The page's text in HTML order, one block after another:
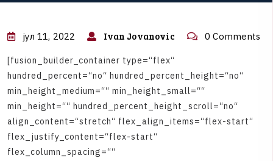
јул 11, 2022 Ivan Jovanovic 0 Comments
[fusion builder container type=“flex“
hundred percent=“no“ hundred percent height=“no“
min height medium=““ min height small=““
min height=““ hundred percent height scroll=“no“
align content=“stretch“ flex align items=“flex-start“
flex justify content=“flex-start“
flex column spacing=““